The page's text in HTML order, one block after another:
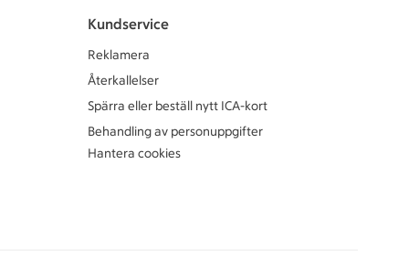
Kundservice
Reklamera
Återkallelser
Spärra eller beställ nytt ICA-kort
Behandling av personuppgifter
Hantera cookies